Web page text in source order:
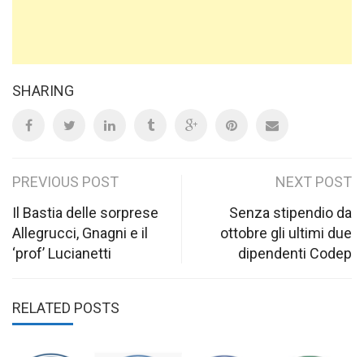
SHARING
Post
navigation
PREVIOUS POST
Il Bastia delle sorprese
Allegrucci, Gnagni e il
‘prof’ Lucianetti
NEXT POST
Senza stipendio da
ottobre gli ultimi due
dipendenti Codep
RELATED POSTS